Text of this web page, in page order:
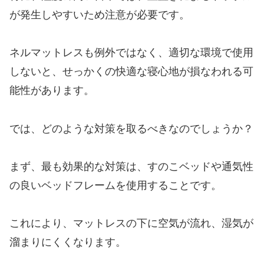
が発生しやすいため注意が必要です。
ネルマットレスも例外ではなく、適切な環境で使用
しないと、せっかくの快適な寝心地が損なわれる可
能性があります。
では、どのような対策を取るべきなのでしょうか？
まず、最も効果的な対策は、すのこベッドや通気性
の良いベッドフレームを使用することです。
これにより、マットレスの下に空気が流れ、湿気が
溜まりにくくなります。